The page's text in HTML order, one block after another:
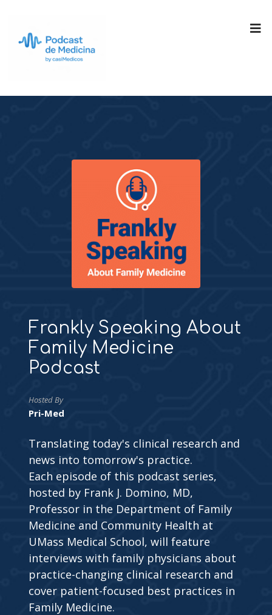
Frankly Speaking About
Family Medicine
Podcast
Hosted By
Pri-Med
Translating today's clinical research and
news into tomorrow's practice.
Each episode of this podcast series,
hosted by Frank J. Domino, MD,
Professor in the Department of Family
Medicine and Community Health at
UMass Medical School, will feature
interviews with family physicians about
practice-changing clinical research and
cover patient-focused best practices in
Family Medicine.